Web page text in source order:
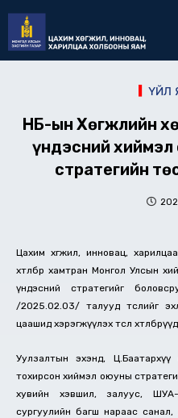
content
ҮЙЛ
НҮБ-ын Хөгжлийн
үндэсний
стратегийн
Цахим хөгжил, инновац,
хөтөлбөр хамтран Монгол Улсын
үндэсний стратегийг
/2025.02.03/ талууд төслийг
цаашид хэрэгжүүлэх төсөл
Уулзалтын эхэнд, Ц.Баатархүү
тохирсон хиймэл оюуны
хувийн хэвшил, залуус,
сургуулийн багш нараас